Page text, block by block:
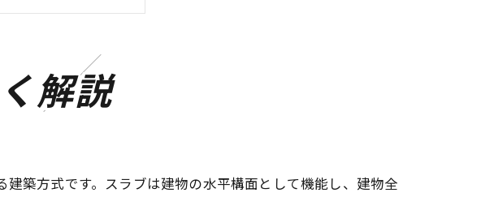
の関係性
おける位置づけ
について
解説
築方式です。スラブは建物の水平構面として機能し、建物全